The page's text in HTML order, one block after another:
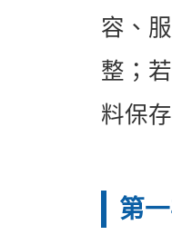
容、
整；
料保
第